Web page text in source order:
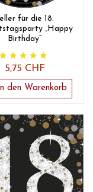
für die 18.
„Happy
Birthday“
5,75 CHF
den Warenkorb